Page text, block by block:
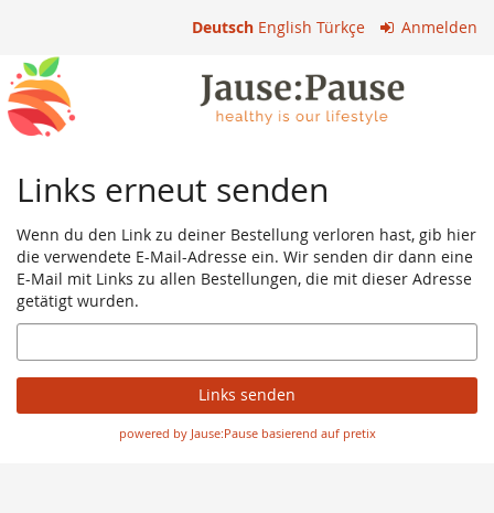
Inhalt
springen
Deutsch English Türkçe Anmelden
Links erneut senden
Wenn du den Link zu deiner Bestellung verloren hast, gib hier
die verwendete E-Mail-Adresse ein. Wir senden dir dann eine
E-Mail mit Links zu allen Bestellungen, die mit dieser Adresse
getätigt wurden.
E-
Mail
Links senden
powered by Jause:Pause basierend auf pretix